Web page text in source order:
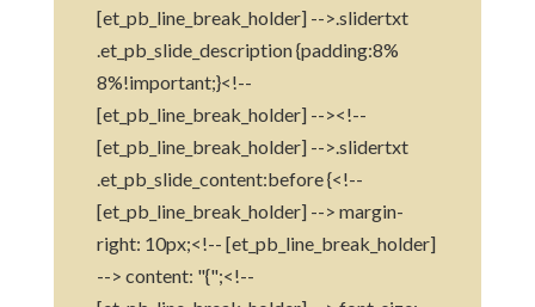
[et_pb_line_break_holder] -->.slidertxt
.et_pb_slide_description {padding:8%
8%!important;}<!--
[et_pb_line_break_holder] --><!--
[et_pb_line_break_holder] -->.slidertxt
.et_pb_slide_content:before {<!--
[et_pb_line_break_holder] --> margin-
right: 10px;<!-- [et_pb_line_break_holder]
--> content: "{";<!--